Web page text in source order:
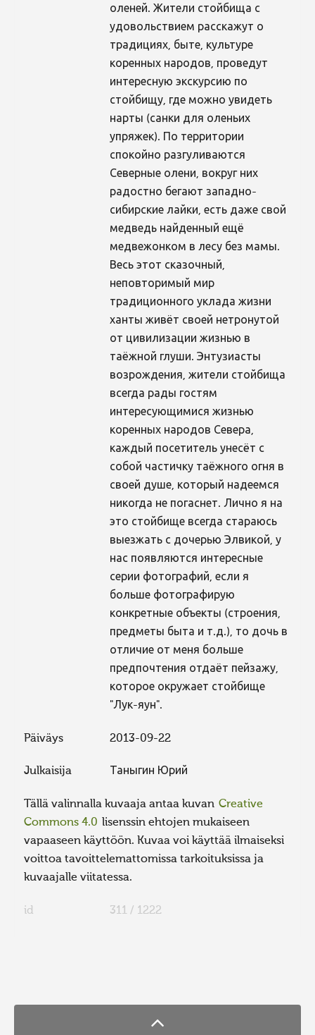
оленей. Жители стойбища с
удовольствием расскажут о
традициях, быте, культуре
коренных народов, проведут
интересную экскурсию по
стойбищу, где можно увидеть
нарты (санки для оленьих
упряжек). По территории
спокойно разгуливаются
Северные олени, вокруг них
радостно бегают западно-
сибирские лайки, есть даже свой
медведь найденный ещё
медвежонком в лесу без мамы.
Весь этот сказочный,
неповторимый мир
традиционного уклада жизни
ханты живёт своей нетронутой
от цивилизации жизнью в
таёжной глуши. Энтузиасты
возрождения, жители стойбища
всегда рады гостям
интересующимися жизнью
коренных народов Севера,
каждый посетитель унесёт с
собой частичку таёжного огня в
своей душе, который надеемся
никогда не погаснет. Лично я на
это стойбище всегда стараюсь
выезжать с дочерью Элвикой, у
нас появляются интересные
серии фотографий, если я
больше фотографирую
конкретные объекты (строения,
предметы быта и т.д.), то дочь в
отличие от меня больше
предпочтения отдаёт пейзажу,
которое окружает стойбище
"Лук-яун".
Päiväys 2013-09-22
Julkaisija Таныгин Юрий
Tällä valinnalla kuvaaja antaa kuvan Creative
Commons 4.0 lisenssin ehtojen mukaiseen
vapaaseen käyttöön. Kuvaa voi käyttää ilmaiseksi
voittoa tavoittelemattomissa tarkoituksissa ja
kuvaajalle viitatessa.
id 311 / 1222